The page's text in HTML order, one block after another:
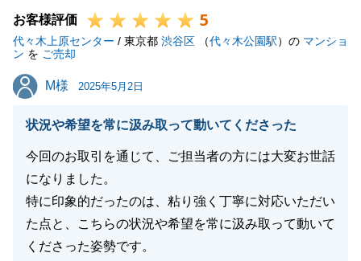
T様の益々のご多幸を心よりお祈り申し上げます。
お客様評価 5
代々木上原センター / 東京都 渋谷区 （代々木公園駅）の マンショ
ン を ご売却
M様
M様 2025年5月2日
状況や希望を常に汲み取って動いてくださった
今回のお取引を通じて、ご担当者の方には大変お世話
になりました。
特に印象的だったのは、粘り強く丁寧に対応いただい
た点と、こちらの状況や希望を常に汲み取って動いて
くださった姿勢です。